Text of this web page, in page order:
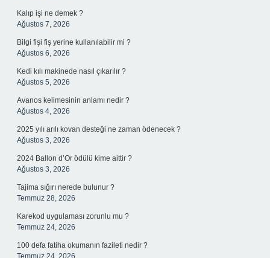
Kalıp işi ne demek ?
Ağustos 7, 2026
Bilgi fişi fiş yerine kullanılabilir mi ?
Ağustos 6, 2026
Kedi kılı makinede nasıl çıkarılır ?
Ağustos 5, 2026
Avanos kelimesinin anlamı nedir ?
Ağustos 4, 2026
2025 yılı arılı kovan desteği ne zaman ödenecek ?
Ağustos 3, 2026
2024 Ballon d’Or ödülü kime aittir ?
Ağustos 3, 2026
Tajima sığırı nerede bulunur ?
Temmuz 28, 2026
Karekod uygulaması zorunlu mu ?
Temmuz 24, 2026
100 defa fatiha okumanın fazileti nedir ?
Temmuz 24, 2026